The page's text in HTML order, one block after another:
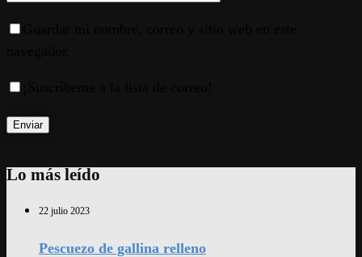
Lo más leído
22 julio 2023
Pescuezo de gallina relleno